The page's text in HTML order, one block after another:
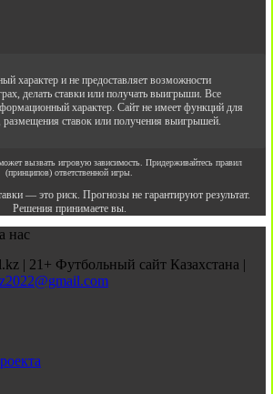
характер и не предоставляет возможности
делать ставки или получать выигрыши. Все
характер. Сайт не имеет функций для
размещения ставок или получения выигрышей.
вызвать игровую зависимость. Придерживайтесь правил
(принципов) ответственной игры.
— это риск. Прогнозы не гарантируют результат.
Решения принимаете вы.
нас
| 21+ Футбольный сайт Казахстана |